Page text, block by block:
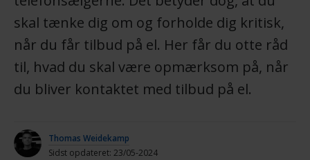
skal tænke dig om og forholde dig kritisk,
når du får tilbud på el. Her får du otte råd
til, hvad du skal være opmærksom på, når
du bliver kontaktet med tilbud på el.
Thomas Weidekamp
Sidst opdateret: 23/05-2024